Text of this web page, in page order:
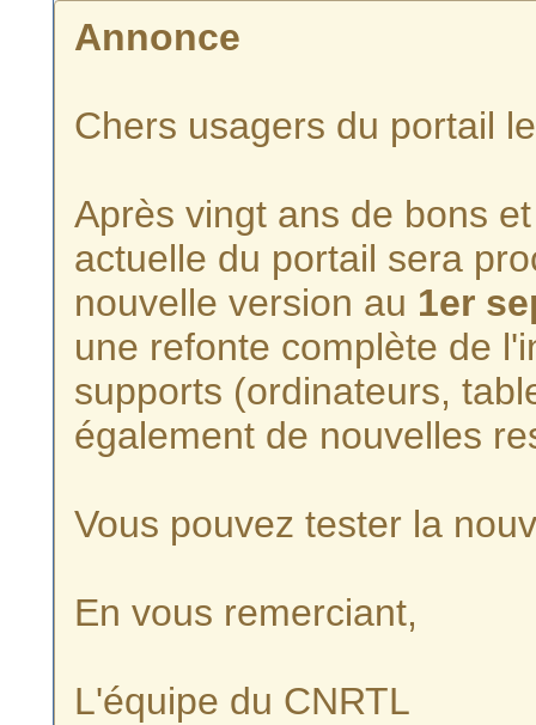
Annonce
Chers usagers du portail
Après vingt ans de bons
actuelle du portail sera
nouvelle version au 1er
une refonte complète de
supports (ordinateurs,
également de nouvelles
Vous pouvez tester la
En vous remerciant,
L'équipe du CNRTL